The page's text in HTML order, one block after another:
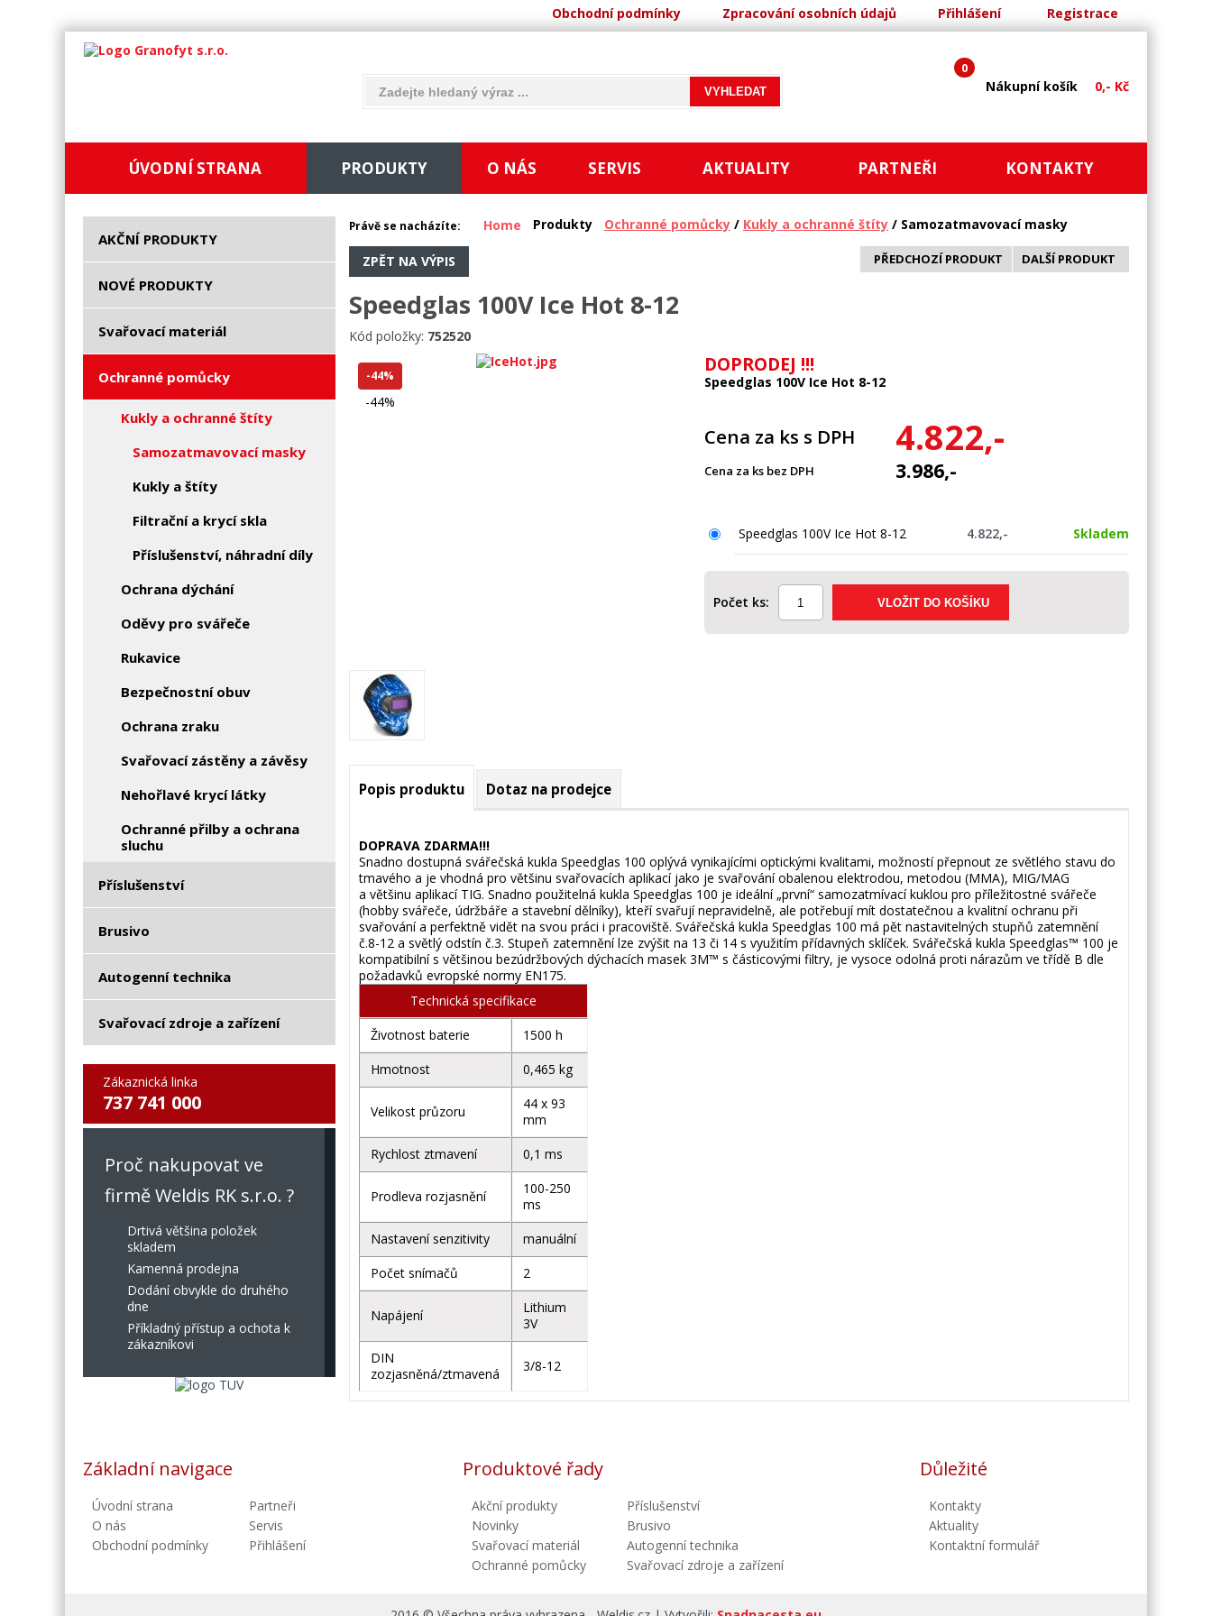
Obchodní podmínky Zpracování osobních údajů Přihlášení Registrace
Nákupní košík 0,- Kč
0
ÚVODNÍ STRANA PRODUKTY O NÁS SERVIS AKTUALITY PARTNEŘI KONTAKTY
AKČNÍ PRODUKTY
NOVÉ PRODUKTY
Svařovací materiál
Ochranné pomůcky
Kukly a ochranné štíty
Samozatmavovací masky
Kukly a štíty
Filtrační a krycí skla
Příslušenství, náhradní díly
Ochrana dýchání
Oděvy pro svářeče
Rukavice
Bezpečnostní obuv
Ochrana zraku
Svařovací zástěny a závěsy
Nehořlavé krycí látky
Ochranné přilby a ochrana
sluchu
Příslušenství
Brusivo
Autogenní technika
Svařovací zdroje a zařízení
Zákaznická linka
737 741 000
Proč nakupovat ve
firmě Weldis RK s.r.o. ?
Drtivá většina položek
skladem
Kamenná prodejna
Dodání obvykle do druhého
dne
Příkladný přístup a ochota k
zákazníkovi
Právě se nacházíte: Home Produkty Ochranné pomůcky / Kukly a ochranné štíty / Samozatmavovací masky
ZPĚT NA VÝPIS DALŠÍ PRODUKT
PŘEDCHOZÍ PRODUKT
Speedglas 100V Ice Hot 8-12
Kód položky: 752520
-44%
-44%
DOPRODEJ !!!
Speedglas 100V Ice Hot 8-12
Cena za ks s DPH 4.822,-
Cena za ks bez DPH 3.986,-
Speedglas 100V Ice Hot 8-12 4.822,- Skladem
Počet ks:
Popis produktu Dotaz na prodejce
DOPRAVA ZDARMA!!!
Snadno dostupná svářečská kukla Speedglas 100 oplývá vynikajícími optickými kvalitami, možností přepnout ze světlého stavu do
tmavého a je vhodná pro většinu svařovacích aplikací jako je svařování obalenou elektrodou, metodou (MMA), MIG/MAG
a většinu aplikací TIG. Snadno použitelná kukla Speedglas 100 je ideální „první“ samozatmívací kuklou pro příležitostné svářeče
(hobby svářeče, údržbáře a stavební dělníky), kteří svařují nepravidelně, ale potřebují mít dostatečnou a kvalitní ochranu při
svařování a perfektně vidět na svou práci i pracoviště. Svářečská kukla Speedglas 100 má pět nastavitelných stupňů zatemnění
č.8-12 a světlý odstín č.3. Stupeň zatemnění lze zvýšit na 13 či 14 s využitím přídavných sklíček. Svářečská kukla Speedglas™ 100 je
kompatibilní s většinou bezúdržbových dýchacích masek 3M™ s částicovými filtry, je vysoce odolná proti nárazům ve třídě B dle
požadavků evropské normy EN175.
Technická specifikace
Životnost baterie
1500 h
Hmotnost
0,465 kg
Velikost průzoru
44 x 93
mm
Rychlost ztmavení
0,1 ms
Prodleva rozjasnění
100-250
ms
Nastavení senzitivity
manuální
Počet snímačů
2
Napájení
Lithium
3V
DIN
zozjasněná/ztmavená
3/8-12
Základní navigace
Úvodní strana
O nás
Obchodní podmínky
Partneři
Servis
Přihlášení
Produktové řady
Akční produkty
Novinky
Svařovací materiál
Ochranné pomůcky
Příslušenství
Brusivo
Autogenní technika
Svařovací zdroje a zařízení
Důležité
Kontakty
Aktuality
Kontaktní formulář